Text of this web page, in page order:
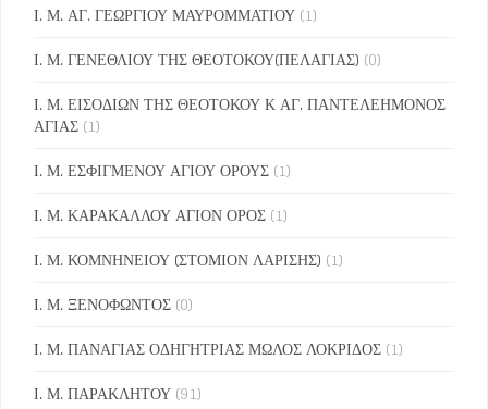
Ι. Μ. ΑΓ. ΓΕΩΡΓΙΟΥ ΜΑΥΡΟΜΜΑΤΙΟΥ (1)
Ι. Μ. ΓΕΝΕΘΛΙΟΥ ΤΗΣ ΘΕΟΤΟΚΟΥ(ΠΕΛΑΓΙΑΣ) (0)
Ι. Μ. ΕΙΣΟΔΙΩΝ ΤΗΣ ΘΕΟΤΟΚΟΥ Κ ΑΓ. ΠΑΝΤΕΛΕΗΜΟΝΟΣ
ΑΓΙΑΣ (1)
Ι. Μ. ΕΣΦΙΓΜΕΝΟΥ ΑΓΙΟΥ ΟΡΟΥΣ (1)
Ι. Μ. ΚΑΡΑΚΑΛΛΟΥ ΑΓΙΟΝ ΟΡΟΣ (1)
Ι. Μ. ΚΟΜΝΗΝΕΙΟΥ (ΣΤΟΜΙΟΝ ΛΑΡΙΣΗΣ) (1)
Ι. Μ. ΞΕΝΟΦΩΝΤΟΣ (0)
Ι. Μ. ΠΑΝΑΓΙΑΣ ΟΔΗΓΗΤΡΙΑΣ ΜΩΛΟΣ ΛΟΚΡΙΔΟΣ (1)
Ι. Μ. ΠΑΡΑΚΛΗΤΟΥ (91)